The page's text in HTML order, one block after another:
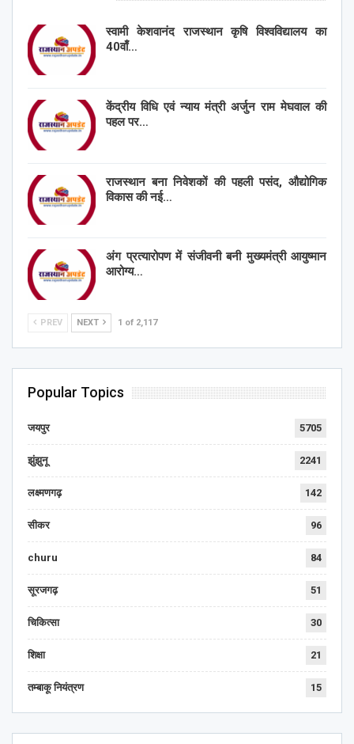
स्वामी केशवानंद राजस्थान कृषि विश्वविद्यालय का
40वाँ…
केंद्रीय विधि एवं न्याय मंत्री अर्जुन राम मेघवाल की
पहल पर…
राजस्थान बना निवेशकों की पहली पसंद, औद्योगिक
विकास की नई…
अंग प्रत्यारोपण में संजीवनी बनी मुख्यमंत्री आयुष्मान
आरोग्य…
PREV NEXT 1 of 2,117
Popular Topics
जयपुर 5705
झुंझुनू 2241
लक्ष्मणगढ़ 142
सीकर 96
churu 84
सूरजगढ़ 51
चिकित्सा 30
शिक्षा 21
तम्बाकू नियंत्रण 15